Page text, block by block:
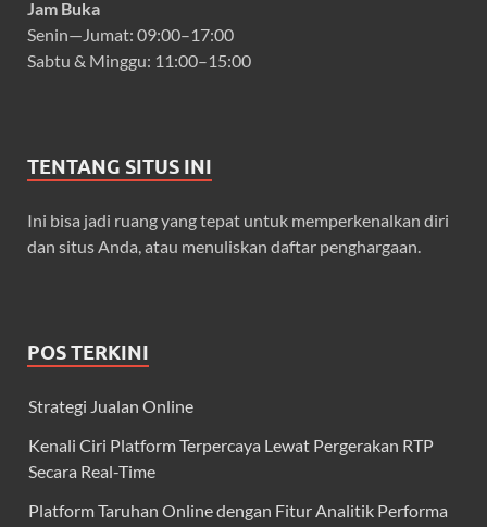
Jam Buka
Senin—Jumat: 09:00–17:00
Sabtu & Minggu: 11:00–15:00
TENTANG SITUS INI
Ini bisa jadi ruang yang tepat untuk memperkenalkan diri
dan situs Anda, atau menuliskan daftar penghargaan.
POS TERKINI
Strategi Jualan Online
Kenali Ciri Platform Terpercaya Lewat Pergerakan RTP
Secara Real-Time
Platform Taruhan Online dengan Fitur Analitik Performa